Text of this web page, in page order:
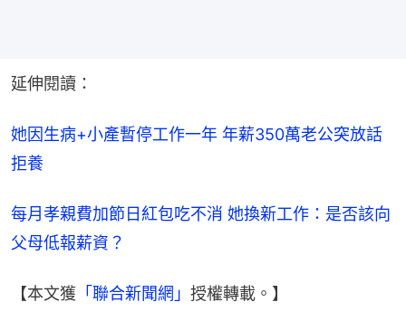
延伸閱讀：
她因生病+小產暫停工作一年 年薪350萬老公突放話
拒養
每月孝親費加節日紅包吃不消 她換新工作：是否該向
父母低報薪資？
【本文獲 「聯合新聞網」 授權轉載。】